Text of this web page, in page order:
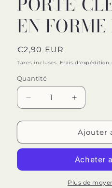
EN
Prix
habituel
€2,90 EUR
Taxes incluses. Frais d'expédition
Quantité
Quantité
Réduire
la
quantité
DIABLO
PORTE-
Augmenter
la
quantité
de
DIABLO
-
PORTE-
CLÉS
Ajouter
Plus de